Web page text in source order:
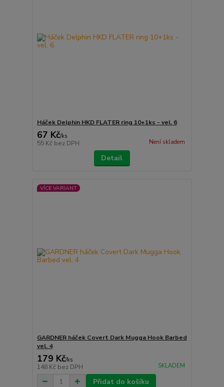
Háček Delphin HKD FLATER ring 10+1ks - vel. 6
67 Kč/ks
55 Kč bez DPH Není skladem
Detail
VÍCE VARIANT
GARDNER háček Covert Dark Mugga Hook Barbed
vel. 4
179 Kč/ks
148 Kč bez DPH SKLADEM
Přidat do košíku